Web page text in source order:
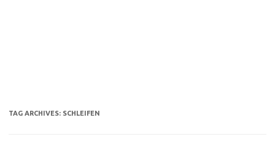
TAG ARCHIVES: SCHLEIFEN